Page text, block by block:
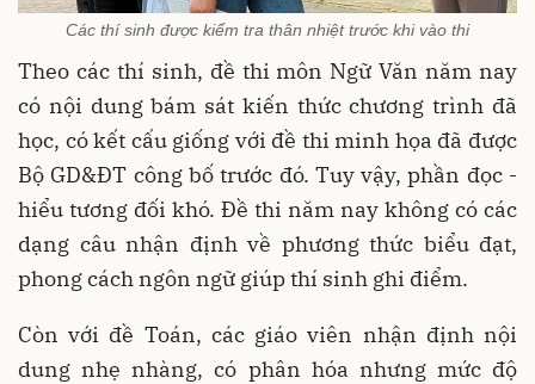
Các thí sinh được kiểm tra thân nhiệt trước khi vào thi
Theo các thí sinh, đề thi môn Ngữ Văn năm nay
có nội dung bám sát kiến thức chương trình đã
học, có kết cấu giống với đề thi minh họa đã được
Bộ GD&ĐT công bố trước đó. Tuy vậy, phần đọc -
hiểu tương đối khó. Đề thi năm nay không có các
dạng câu nhận định về phương thức biểu đạt,
phong cách ngôn ngữ giúp thí sinh ghi điểm.
Còn với đề Toán, các giáo viên nhận định nội
dung nhẹ nhàng, có phân hóa nhưng mức độ